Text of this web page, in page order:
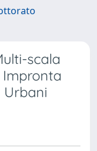
scala
Impronta
Urbani